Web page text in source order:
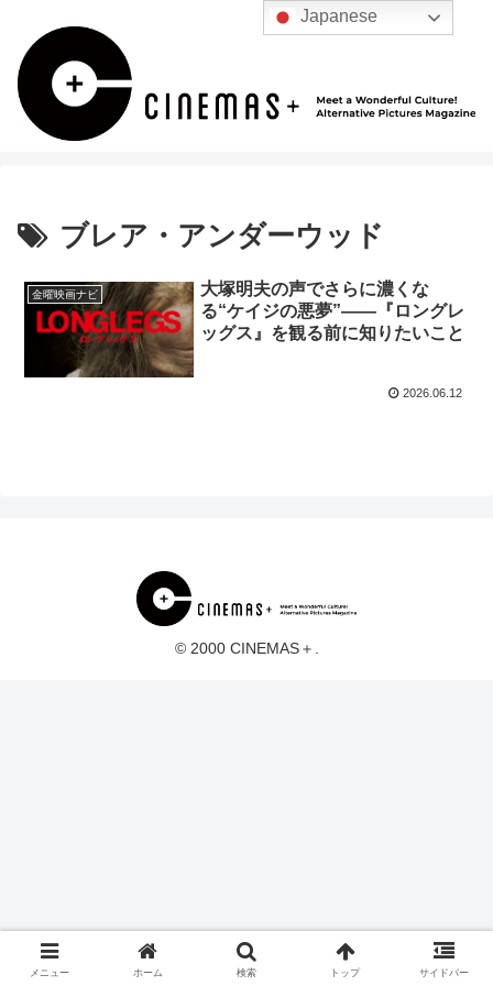
ブレア・アンダーウッド
金曜映画ナビ
大塚明夫の声でさらに濃くな
る“ケイジの悪夢”——『ロングレ
ッグス』を観る前に知りたいこと
2026.06.12
© 2000 CINEMAS＋.
メニュー ホーム 検索 トップ サイドバー
Japanese